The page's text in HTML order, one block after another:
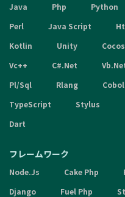
Java Php Python
Perl
Java Script
Kotlin
Unity
Vc++
C#.Net
Pl/Sql
Rlang Cobol
TypeScript
Stylus
Dart
フレームワーク
Node.Js Cake Php
Django
Fuel Php